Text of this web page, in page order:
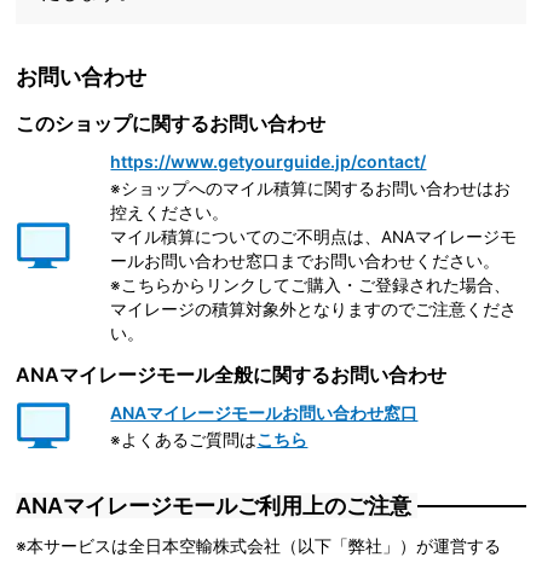
お問い合わせ
このショップに関するお問い合わせ
https://www.getyourguide.jp/contact/
※ショップへのマイル積算に関するお問い合わせはお
控えください。
マイル積算についてのご不明点は、ANAマイレージモ
ールお問い合わせ窓口までお問い合わせください。
※こちらからリンクしてご購入・ご登録された場合、
マイレージの積算対象外となりますのでご注意くださ
い。
ANAマイレージモール全般に関するお問い合わせ
ANAマイレージモールお問い合わせ窓口
※よくあるご質問はこちら
ANAマイレージモールご利用上のご注意
※本サービスは全日本空輸株式会社（以下「弊社」）が運営する